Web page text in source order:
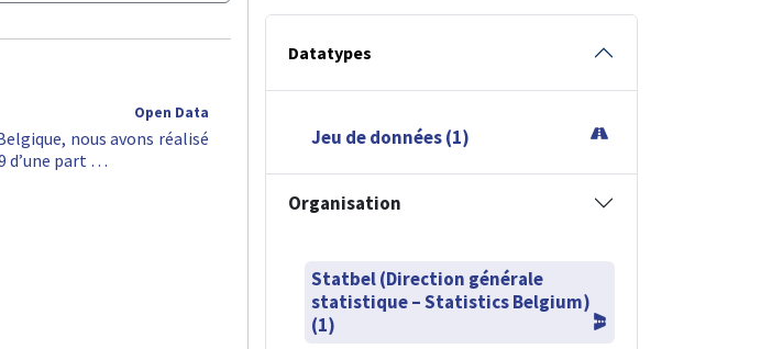
Open Data
nous avons réalisé
d’une part …
Datatypes
Jeu de données (1)
Organisation
Statbel (Direction générale
statistique – Statistics Belgium)
(1)